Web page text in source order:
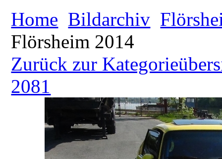
Home Bildarchiv
Flörsheim 2014
Zurück zur
2081